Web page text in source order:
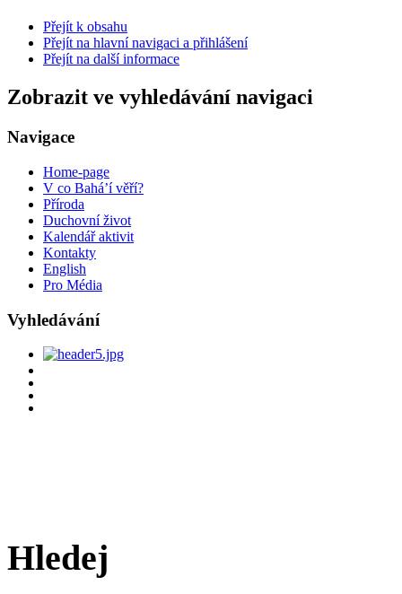
Přejít k obsahu
Přejít na hlavní navigaci a přihlášení
Přejít na další informace
Zobrazit ve vyhledávání navigaci
Navigace
Home-page
V co Bahá’í věří?
Příroda
Duchovní život
Kalendář aktivit
Kontakty
English
Pro Média
Vyhledávání
Hledej